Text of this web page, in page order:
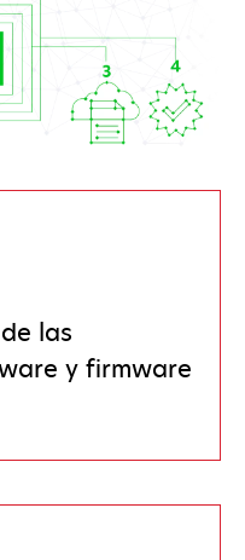
las
y firmware